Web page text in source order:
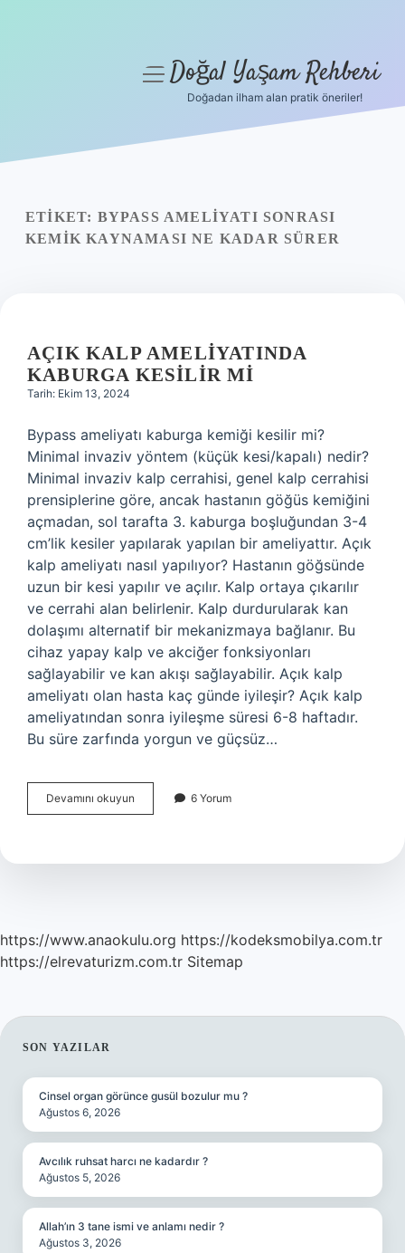
Yasal Uyarı
menüyüDoğal Yaşam Rehberi
Doğadan ilham alan pratik öneriler!
ETIKET: BYPASS AMELIYATI SONRASI
KEMIK KAYNAMASI NE KADAR SÜRER
AÇIK KALP AMELIYATINDA
KABURGA KESILIR MI
Tarih: Ekim 13, 2024
Bypass ameliyatı kaburga kemiği kesilir mi?
Minimal invaziv yöntem (küçük kesi/kapalı) nedir?
Minimal invaziv kalp cerrahisi, genel kalp cerrahisi
prensiplerine göre, ancak hastanın göğüs kemiğini
açmadan, sol tarafta 3. kaburga boşluğundan 3-4
cm’lik kesiler yapılarak yapılan bir ameliyattır. Açık
kalp ameliyatı nasıl yapılıyor? Hastanın göğsünde
uzun bir kesi yapılır ve açılır. Kalp ortaya çıkarılır
ve cerrahi alan belirlenir. Kalp durdurularak kan
dolaşımı alternatif bir mekanizmaya bağlanır. Bu
cihaz yapay kalp ve akciğer fonksiyonları
sağlayabilir ve kan akışı sağlayabilir. Açık kalp
ameliyatı olan hasta kaç günde iyileşir? Açık kalp
ameliyatından sonra iyileşme süresi 6-8 haftadır.
Bu süre zarfında yorgun ve güçsüz…
Devamını okuyun
Kalp
Kesilir
6 Yorum
https://www.anaokulu.org https://kodeksmobilya.com.tr
https://elrevaturizm.com.tr Sitemap
SIDEBAR
SON YAZILAR
Cinsel organ görünce gusül bozulur mu ?
Ağustos 6, 2026
Avcılık ruhsat harcı ne kadardır ?
Ağustos 5, 2026
Allah’ın 3 tane ismi ve anlamı nedir ?
Ağustos 3, 2026